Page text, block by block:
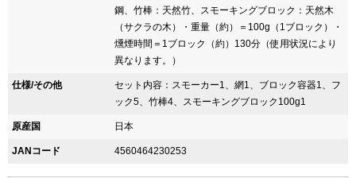
鋼、竹棒：天然竹、スモーキングブロック：天然木
（サクラの木）・重量（約）＝100g（1ブロック）・
燻煙時間＝1ブロック（約）130分（使用状況により
異なります。）
仕様/その他
セット内容：スモーカー1、網1、ブロック容器1、フ
ック5、竹棒4、スモーキングブロック100g1
原産国 日本
JANコード 4560464230253